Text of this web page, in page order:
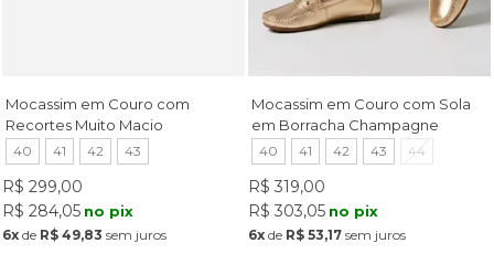
Mocassim em Couro com
Recortes Muito Macio
Champagne
40 41 42 43
R$ 299,00
R$ 284,05 no pix
6xde R$ 49,83 sem juros
Mocassim em Couro com Sola
em Borracha Champagne
40 41 42 43 44
R$ 319,00
R$ 303,05 no pix
6x de R$ 53,17 sem juros